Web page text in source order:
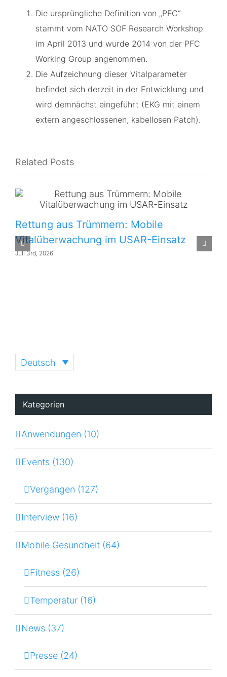
Die ursprüngliche Definition von „PFC“
stammt vom NATO SOF Research Workshop
im April 2013 und wurde 2014 von der PFC
Working Group angenommen.
Die Aufzeichnung dieser Vitalparameter
befindet sich derzeit in der Entwicklung und
wird demnächst eingeführt (EKG mit einem
extern angeschlossenen, kabellosen Patch).
Related Posts
Rettung aus Trümmern: Mobile
Vitalüberwachung im USAR-Einsatz
Juli 3rd, 2026
Deutsch
Kategorien
Anwendungen (10)
Events (130)
Vergangen (127)
Interview (16)
Mobile Gesundheit (64)
Fitness (26)
Temperatur (16)
News (37)
Presse (24)